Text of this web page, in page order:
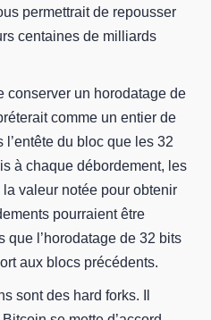
permettrait de repousser
centaines de milliards
conserver un horodatage de
comme un entier de
du bloc que les 32
à chaque débordement, les
valeur notée pour obtenir
pourraient être
l’horodatage de 32 bits
aux blocs précédents.
sont des hard forks. Il